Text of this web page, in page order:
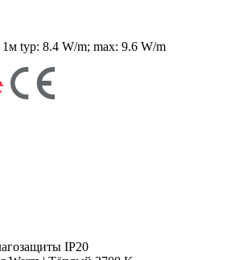
1м typ: 8.4 W/m; max: 9.6 W/m
IP20